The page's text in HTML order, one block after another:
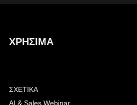
ΧΡΗΣΙΜΑ
ΣΧΕΤΙΚΑ
ΑΙ & Sales Webinar